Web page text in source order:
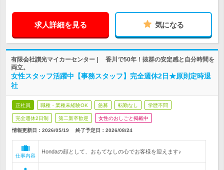
求人詳細を見る 気になる
有限会社讃光マイカーセンター | 香川で50年！抜群の安定感と自分時間を
両立。
女性スタッフ活躍中【事務スタッフ】完全週休2日★原則定時退
社
正社員 職種・業種未経験OK 急募 転勤なし 学歴不問
完全週休2日制 第二新卒歓迎 女性のおしごと掲載中
情報更新日：2026/05/19 終了予定日： 2026/08/24
仕事内容
Hondaの顔として、おもてなしの心でお客様を迎えます♪